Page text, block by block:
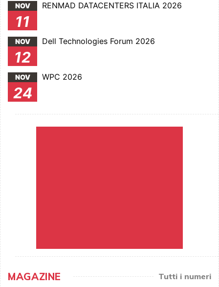
NOV
11
RENMAD DATACENTERS ITALIA 2026
NOV
12
Dell Technologies Forum 2026
NOV
24
WPC 2026
MAGAZINE Tutti i numeri